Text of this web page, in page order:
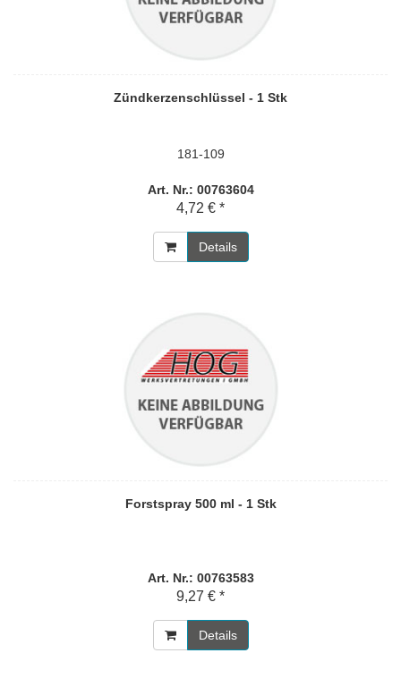
Zündkerzenschlüssel - 1 Stk
181-109
Art. Nr.: 00763604
4,72 € *
Details
Forstspray 500 ml - 1 Stk
Art. Nr.: 00763583
9,27 € *
Details